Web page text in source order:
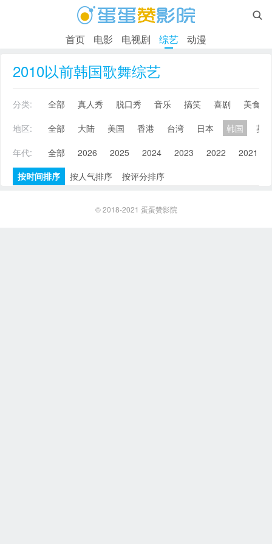

首页 电影 电视剧 综艺 动漫
2010以前韩国歌舞综艺
分类: 全部 真人秀 脱口秀 音乐 搞笑 喜剧
美食
地区:
全部 大陆 美国 香港 台湾 日本 韩国
英
年代:
全部 2026 2025 2024 2023 2022 2021
按时间排序
按人气排序 按评分排序
© 2018-2021 蛋蛋赞影院